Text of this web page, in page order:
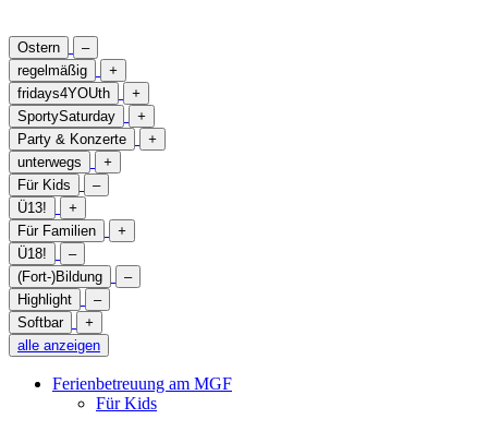
Ostern
–
regelmäßig
+
fridays4YOUth
+
SportySaturday
+
Party & Konzerte
+
unterwegs
+
Für Kids
–
Ü13!
+
Für Familien
+
Ü18!
–
(Fort-)Bildung
–
Highlight
–
Softbar
+
alle anzeigen
Ferienbetreuung am MGF
Für Kids